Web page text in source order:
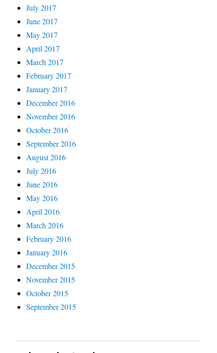
July 2017
June 2017
May 2017
April 2017
March 2017
February 2017
January 2017
December 2016
November 2016
October 2016
September 2016
August 2016
July 2016
June 2016
May 2016
April 2016
March 2016
February 2016
January 2016
December 2015
November 2015
October 2015
September 2015